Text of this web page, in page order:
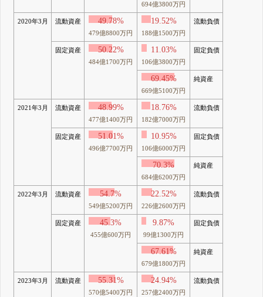
694億3800万円
2020年3月 流動資産 49.78%
479億8800万円
19.52%
188億1500万円
流動負債
固定資産 50.22%
484億1700万円
11.03%
106億3800万円
固定負債
69.45%
669億5100万円
純資産
2021年3月 流動資産 48.99%
477億1400万円
18.76%
182億7000万円
流動負債
固定資産 51.01%
496億7700万円
10.95%
106億6000万円
固定負債
70.3%
684億6200万円
純資産
2022年3月 流動資産 54.7%
549億5200万円
22.52%
226億2600万円
流動負債
固定資産 45.3%
455億600万円
9.87%
99億1300万円
固定負債
67.61%
679億1800万円
純資産
2023年3月 流動資産 55.31%
570億5400万円
24.94%
257億2400万円
流動負債